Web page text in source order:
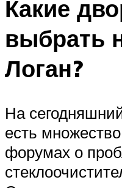
Какие
выбрать
Логан?
На
есть
форумах о